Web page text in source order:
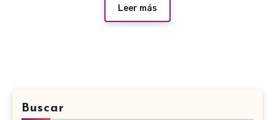
Leer más
Buscar